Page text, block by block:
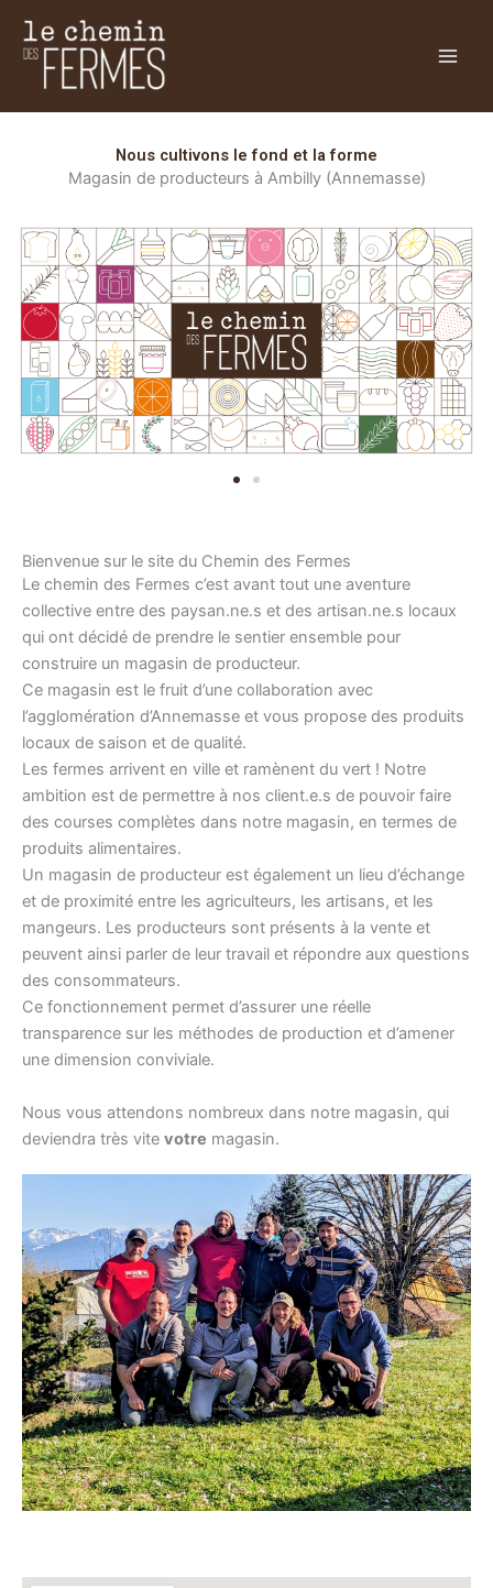
contenu
Nous cultivons le fond et la forme
Magasin de producteurs à Ambilly (Annemasse)
Bienvenue sur le site du Chemin des Fermes
Le chemin des Fermes c’est avant tout une aventure
collective entre des paysan.ne.s et des artisan.ne.s locaux
qui ont décidé de prendre le sentier ensemble pour
construire un magasin de producteur.
Ce magasin est le fruit d’une collaboration avec
l’agglomération d’Annemasse et vous propose des produits
locaux de saison et de qualité.
Les fermes arrivent en ville et ramènent du vert ! Notre
ambition est de permettre à nos client.e.s de pouvoir faire
des courses complètes dans notre magasin, en termes de
produits alimentaires.
Un magasin de producteur est également un lieu d’échange
et de proximité entre les agriculteurs, les artisans, et les
mangeurs. Les producteurs sont présents à la vente et
peuvent ainsi parler de leur travail et répondre aux questions
des consommateurs.
Ce fonctionnement permet d’assurer une réelle
transparence sur les méthodes de production et d’amener
une dimension conviviale.
Nous vous attendons nombreux dans notre magasin, qui
deviendra très vite votre magasin.